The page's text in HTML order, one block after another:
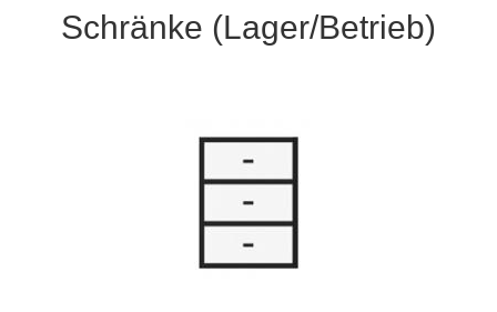
Schränke (Lager/Betrieb)